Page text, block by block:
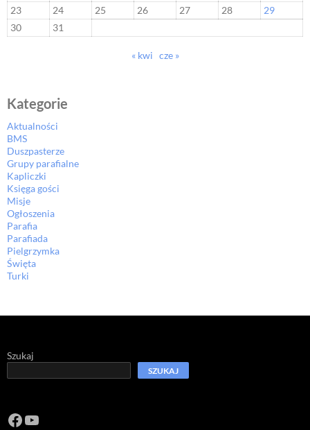
23
24 25 26 27 28
29
30
31
« kwi cze »
Kategorie
Aktualności
BMS
Duszpasterze
Grupy parafialne
Kapliczki
Księga gości
Misje
Ogłoszenia
Parafia
Parafiada
Pielgrzymka
Święta
Turki
Szukaj
SZUKAJ
Facebook
https://www.youtube.com/channel/